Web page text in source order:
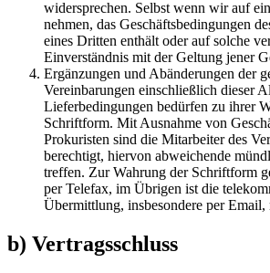
widersprechen. Selbst wenn wir auf
nehmen, das Geschäftsbedingungen
eines Dritten enthält oder auf solche
Einverständnis mit der Geltung jener
Ergänzungen und Abänderungen der
Vereinbarungen einschließlich dieser
Lieferbedingungen bedürfen zu ihrer
Schriftform. Mit Ausnahme von
Prokuristen sind die Mitarbeiter des
berechtigt, hiervon abweichende
treffen. Zur Wahrung der Schriftform
per Telefax, im Übrigen ist die
Übermittlung, insbesondere per Email,
b) Vertragsschluss